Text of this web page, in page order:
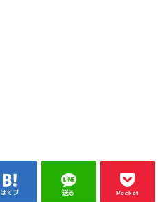
はてブ 送る Pocket